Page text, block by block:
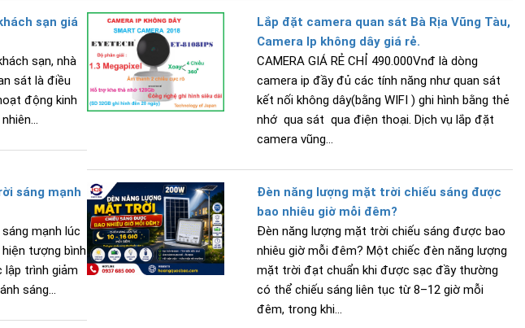
sạn giá
sạn, nhà
sát là điều
động kinh
Lắp đặt camera quan sát Bà Rịa Vũng Tàu,
Camera Ip không dây giá rẻ.
CAMERA GIÁ RẺ CHỈ 490.000Vnđ là dòng
camera ip đầy đủ các tính năng như quan sát
kết nối không dây(bằng WIFI ) ghi hình bằng thẻ
nhớ qua sát qua điện thoại. Dịch vụ lắp đặt
camera vũng...
sáng mạnh
mạnh lúc
tượng bình
lập trình giảm
sáng...
Đèn năng lượng mặt trời chiếu sáng được
bao nhiêu giờ mỗi đêm?
Đèn năng lượng mặt trời chiếu sáng được bao
nhiêu giờ mỗi đêm? Một chiếc đèn năng lượng
mặt trời đạt chuẩn khi được sạc đầy thường
có thể chiếu sáng liên tục từ 8–12 giờ mỗi
đêm, trong khi...